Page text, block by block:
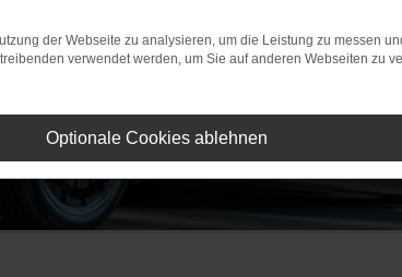
PS BEV
der Webseite zu analysieren, um die Leistung zu messen
verwendet werden, um Sie auf anderen Webseiten zu
Optionale Cookies ablehnen